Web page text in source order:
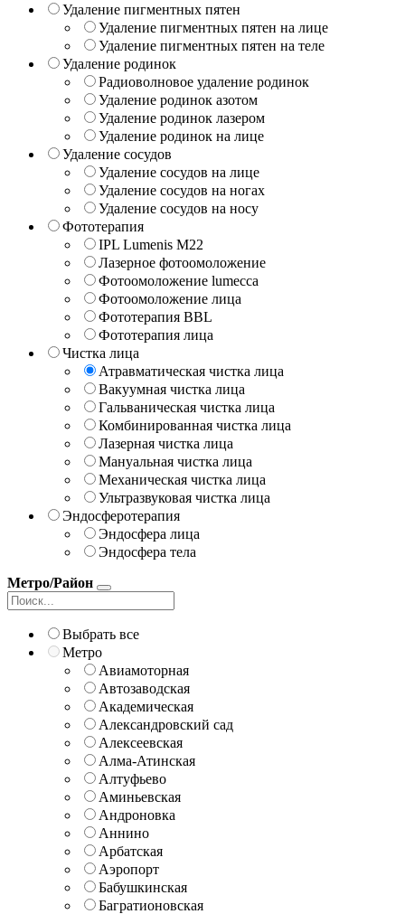
Удаление пигментных пятен
Удаление пигментных пятен на лице
Удаление пигментных пятен на теле
Удаление родинок
Радиоволновое удаление родинок
Удаление родинок азотом
Удаление родинок лазером
Удаление родинок на лице
Удаление сосудов
Удаление сосудов на лице
Удаление сосудов на ногах
Удаление сосудов на носу
Фототерапия
IPL Lumenis M22
Лазерное фотоомоложение
Фотоомоложение lumecca
Фотоомоложение лица
Фототерапия BBL
Фототерапия лица
Чистка лица
Атравматическая чистка лица
Вакуумная чистка лица
Гальваническая чистка лица
Комбинированная чистка лица
Лазерная чистка лица
Мануальная чистка лица
Механическая чистка лица
Ультразвуковая чистка лица
Эндосферотерапия
Эндосфера лица
Эндосфера тела
Метро/Район
Выбрать все
Метро
Авиамоторная
Автозаводская
Академическая
Александровский сад
Алексеевская
Алма-Атинская
Алтуфьево
Аминьевская
Андроновка
Аннино
Арбатская
Аэропорт
Бабушкинская
Багратионовская